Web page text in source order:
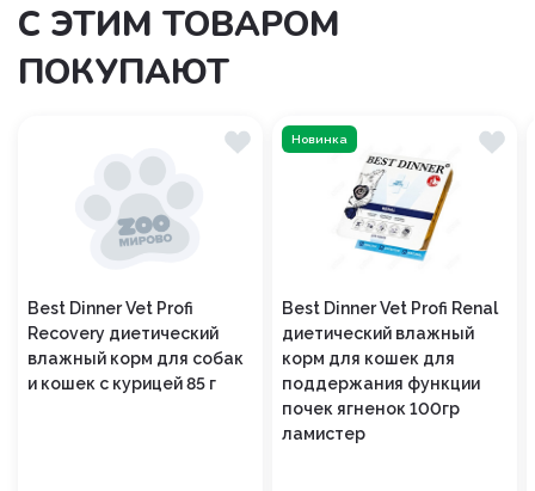
С ЭТИМ ТОВАРОМ
ПОКУПАЮТ
Best Dinner Vet Profi
Recovery диетический
влажный корм для собак
и кошек с курицей 85 г
Best Dinner Vet Profi Renal
диетический влажный
корм для кошек для
поддержания функции
почек ягненок 100гр
ламистер
Новинка